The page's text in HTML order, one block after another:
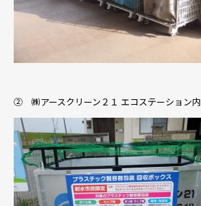
② ㈱アースクリーン２１ エコステーション内